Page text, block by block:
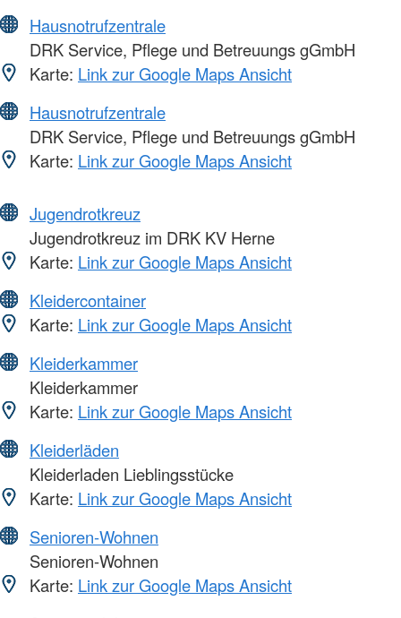
Hausnotrufzentrale
DRK Service, Pflege und Betreuungs gGmbH
Karte: Link zur Google Maps Ansicht
Hausnotrufzentrale
DRK Service, Pflege und Betreuungs gGmbH
Karte: Link zur Google Maps Ansicht
Jugendrotkreuz
Jugendrotkreuz im DRK KV Herne
Karte: Link zur Google Maps Ansicht
Kleidercontainer
Karte: Link zur Google Maps Ansicht
Kleiderkammer
Kleiderkammer
Karte: Link zur Google Maps Ansicht
Kleiderläden
Kleiderladen Lieblingsstücke
Karte: Link zur Google Maps Ansicht
Senioren-Wohnen
Senioren-Wohnen
Karte: Link zur Google Maps Ansicht